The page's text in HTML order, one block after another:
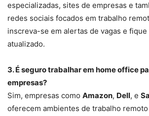
especializadas, sites de empresas e
redes sociais focados em trabalho
inscreva-se em alertas de vagas e fique
atualizado.
3. É seguro trabalhar em home office
empresas?
Sim, empresas como Amazon, Dell, e
oferecem ambientes de trabalho remoto